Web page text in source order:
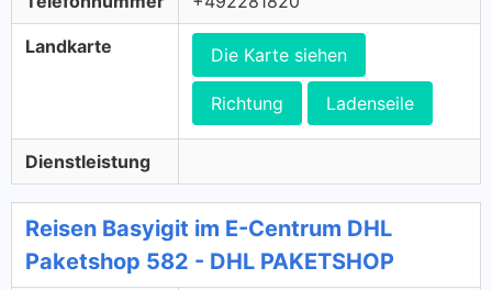
Landkarte Die Karte siehen
Richtung Ladenseile
Dienstleistung
Reisen Basyigit im E-Centrum DHL
Paketshop 582 - DHL PAKETSHOP